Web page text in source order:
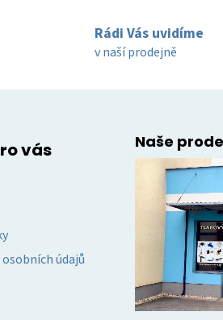
Rádi Vás uvidíme
v naší prodejně
vás
údajů
Naše